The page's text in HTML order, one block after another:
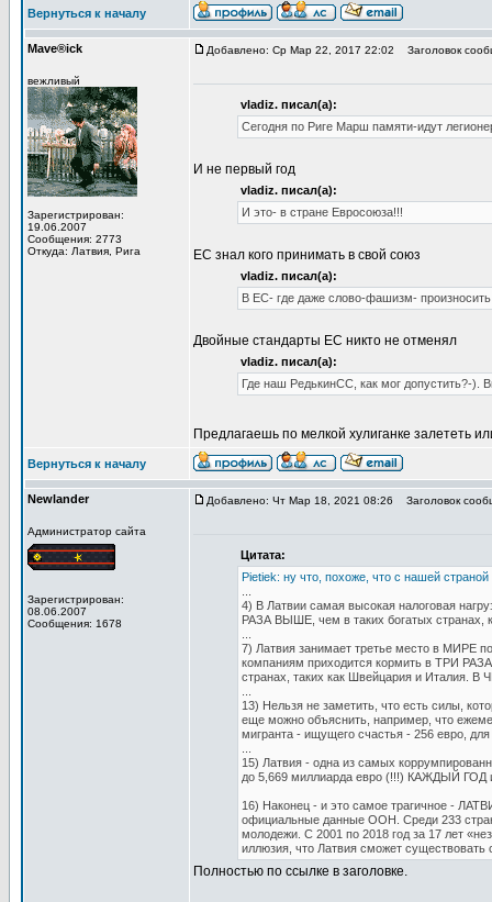
Вернуться к началу
Mave®ick
вежливый
Зарегистрирован:
19.06.2007
Сообщения: 2773
Откуда: Латвия, Рига
Добавлено: Ср Мар 22, 2017 22:02 Заголовок
vladiz. писал(а):
Сегодня по Риге Марш памяти-идут
И не первый год
vladiz. писал(а):
И это- в стране Евросоюза!!!
ЕС знал кого принимать в свой союз
vladiz. писал(а):
В ЕС- где даже слово-фашизм-
Двойные стандарты ЕС никто не отменял
vladiz. писал(а):
Где наш РедькинСС, как мог допустить?-).
Предлагаешь по мелкой хулиганке залететь
Вернуться к началу
Newlander
Администратор сайта
Зарегистрирован:
08.06.2007
Сообщения: 1678
Добавлено: Чт Мар 18, 2021 08:26 Заголовок
Цитата:
Pietiek: ну что, похоже, что с нашей
4) В Латвии самая высокая налоговая
РАЗА ВЫШЕ, чем в таких богатых странах,
7) Латвия занимает третье место в МИРЕ
компаниям приходится кормить в ТРИ
странах, таких как Швейцария и
13) Нельзя не заметить, что есть силы,
еще можно объяснить, например, что
мигранта - ищущего счастья - 256 евро,
15) Латвия - одна из самых
до 5,669 миллиарда евро (!!!) КАЖДЫЙ ГОД
16) Наконец - и это самое трагичное -
официальные данные ООН. Среди 233
молодежи. С 2001 по 2018 год за 17 лет
иллюзия, что Латвия сможет существовать
Полностью по ссылке в заголовке.